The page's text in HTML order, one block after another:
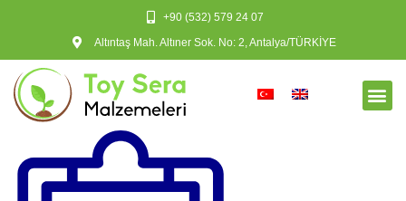
+90 (532) 579 24 07
Altıntaş Mah. Altıner Sok. No: 2, Antalya/TÜRKİYE